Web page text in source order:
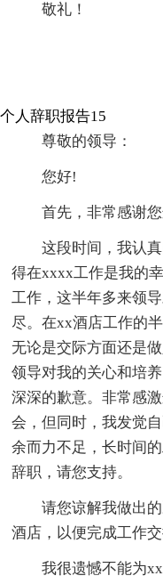
敬礼！
个人辞职报告15
尊敬的领导：
您好!
首先，非常感谢
这段时间，我认
得在xxxx工作是我的
工作，这半年多来领
尽。在xx酒店工作的
无论是交际方面还是
领导对我的关心和培
深深的歉意。非常感
会，但同时，我发觉
余而力不足，长时间
辞职，请您支持。
请您谅解我做出
酒店，以便完成工作交
我很遗憾不能为